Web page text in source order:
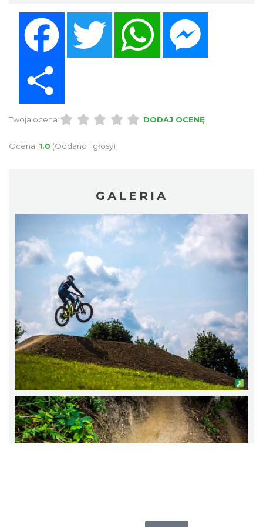
Twitter WhatsApp
Twoja ocena: DODAJ OCENĘ
Ocena: 1.0 (Oddano 1 głosy)
GALERIA